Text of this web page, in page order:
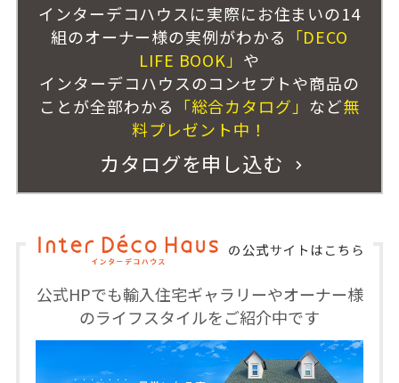
インターデコハウスに実際にお住まいの14
組のオーナー様の実例がわかる 「DECO
LIFE BOOK」 や
インターデコハウスのコンセプトや商品の
ことが全部わかる 「総合カタログ」 など無
料プレゼント中！
カタログを申し込む
公式HPでも輸入住宅ギャラリーやオーナー様
のライフスタイルをご紹介中です